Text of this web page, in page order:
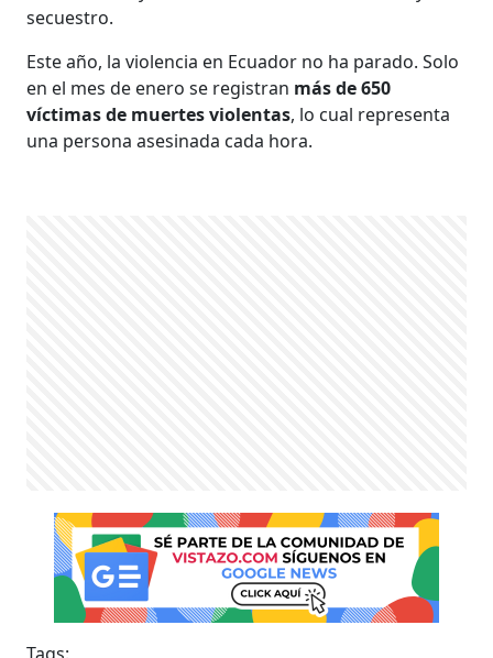
secuestro.
Este año, la violencia en Ecuador no ha parado. Solo
en el mes de enero se registran más de 650
víctimas de muertes violentas, lo cual representa
una persona asesinada cada hora.